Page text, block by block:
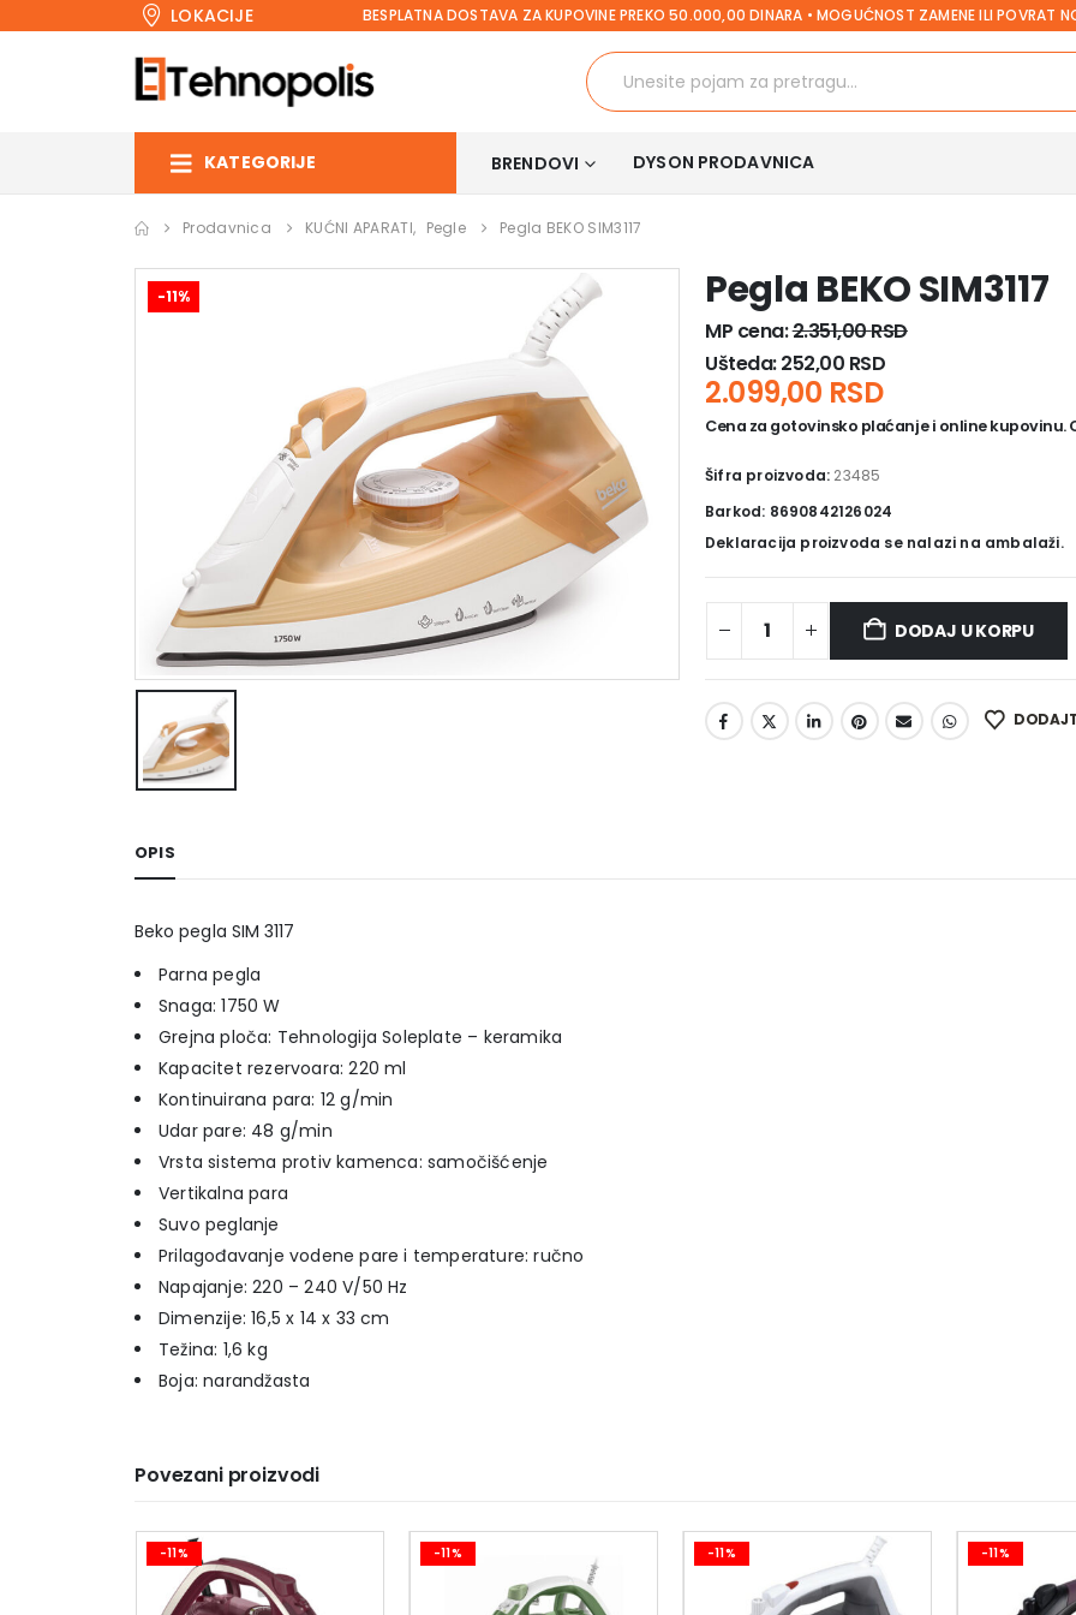
LOKACIJE BESPLATNA DOSTAVA ZA KUPOVINE PREKO 50.000,00 DINARA • MOGUĆNOST ZAMENE ILI POVRAT
KATEGORIJE BRENDOVI DYSON PRODAVNICA
Prodavnica KUĆNI APARATI, Pegle Pegla BEKO SIM3117
-11% Pegla BEKO SIM3117
MP cena:2.351,00RSD
Ušteda:252,00 RSD
2.099,00 RSD
Cena za gotovinsko plaćanje i online kupovinu.
Šifra proizvoda: 23485
Barkod: 8690842126024
Deklaracija proizvoda se nalazi na ambalaži.
DODAJ U KORPU
OPIS
Beko pegla SIM 3117
Parna pegla
Snaga: 1750 W
Grejna ploča: Tehnologija Soleplate – keramika
Kapacitet rezervoara: 220 ml
Kontinuirana para: 12 g/min
Udar pare: 48 g/min
Vrsta sistema protiv kamenca: samočišćenje
Vertikalna para
Suvo peglanje
Prilagođavanje vodene pare i temperature: ručno
Napajanje: 220 – 240 V/50 Hz
Dimenzije: 16,5 x 14 x 33 cm
Težina: 1,6 kg
Boja: narandžasta
Povezani proizvodi
-11% -11% -11% -11%